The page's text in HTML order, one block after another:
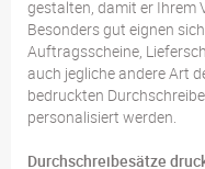
gestalten, damit er Ihrem
Besonders gut eignen
Auftragsscheine,
auch jegliche andere Art
bedruckten
personalisiert werden.
Durchschreibesätze